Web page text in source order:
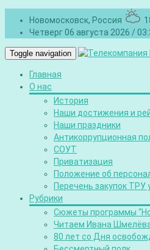
Новомосковск, Россия
Четверг 06 августа 2026 /
Toggle navigation
Главная
О нас
История
Наши достижения и
Наши праздники
Антикоррупционная
СОУТ
Приватизация
Положение об
Перечень закупок ТРУ
Рубрики
Сюжеты программы
Читаем Ивана Шмелёва
80 лет со Дня